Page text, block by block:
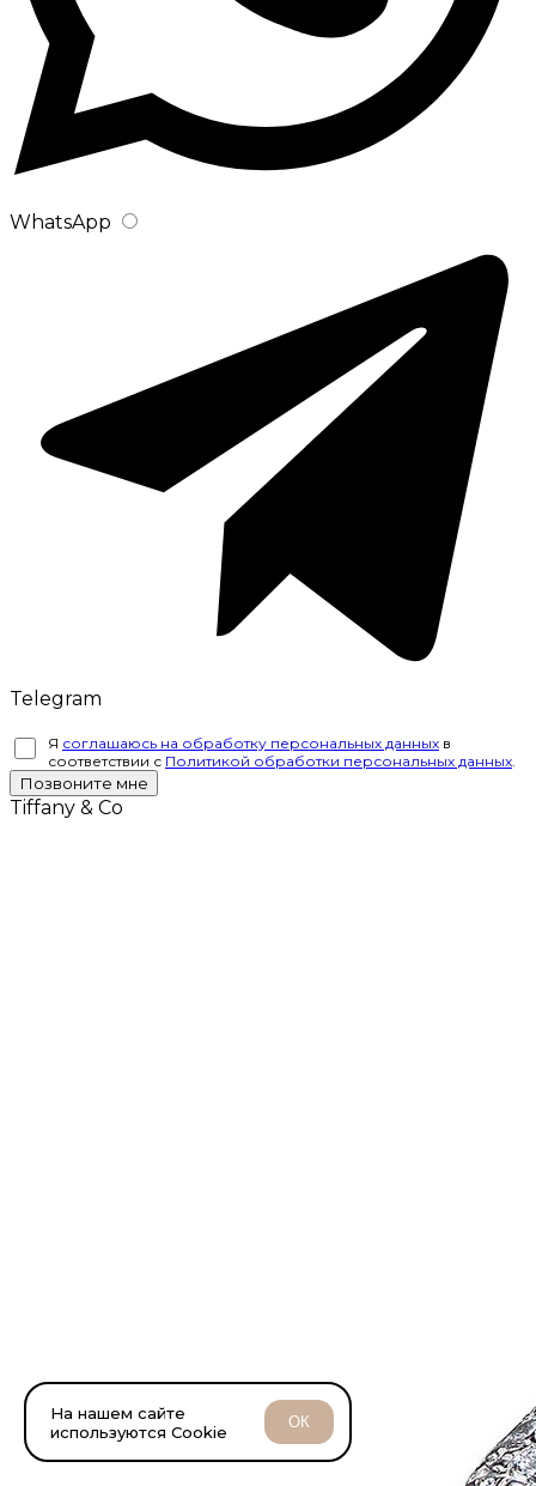
WhatsApp
Telegram
Я соглашаюсь на обработку персональных данных в
соответствии с Политикой обработки персональных данных
Позвоните мне
Tiffany & Co
На нашем сайте
используются Cookie
ОК